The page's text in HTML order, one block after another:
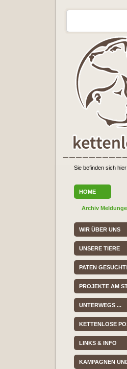
Sie befinden sich hier:
HOME
Archiv
WIR ÜBER UNS
UNSERE TIERE
PATEN GESUCHT!
PROJEKTE AM
UNTERWEGS ...
KETTENLOSE
LINKS & INFO
KAMPAGNEN